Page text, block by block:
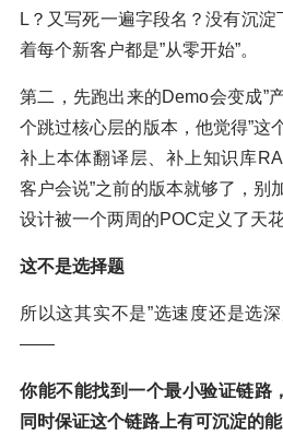
L？又写死一遍字段名？没有沉
着每个新客户都是”从零开始”。
第二，先跑出来的Demo会变成”
个跳过核心层的版本，他觉得”这
补上本体翻译层、补上知识库
客户会说”之前的版本就够了，别
设计被一个两周的POC定义了天花
这不是选择题
所以这其实不是”选速度还是选
——
你能不能找到一个最小验证链路
同时保证这个链路上有可沉淀的